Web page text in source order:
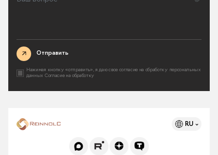
Отправить
Нажимая кнопку «отправить», я даю свое согласие на обработку персональных
данных Согласие на обработку
RU